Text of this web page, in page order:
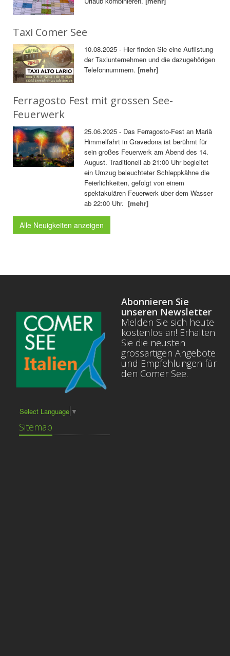
Taxi Comer See
10.08.2025 - Hier finden Sie eine Auflistung
der Taxiunternehmen und die dazugehörigen
Telefonnummern.[mehr]
Ferragosto Fest mit grossen See-
Feuerwerk
25.06.2025 - Das Ferragosto-Fest an Mariä
Himmelfahrt in Gravedona ist berühmt für
sein großes Feuerwerk am Abend des 14.
August. Traditionell ab 21:00 Uhr begleitet
ein Umzug beleuchteter Schleppkähne die
Feierlichkeiten, gefolgt von einem
spektakulären Feuerwerk über dem Wasser
ab 22:00 Uhr.[mehr]
Alle Neuigkeiten anzeigen
Select Language ▼
Sitemap
Abonnieren Sie
unseren Newsletter
Melden Sie sich heute
kostenlos an! Erhalten
Sie die neusten
grossartigen Angebote
und Empfehlungen für
den Comer See.